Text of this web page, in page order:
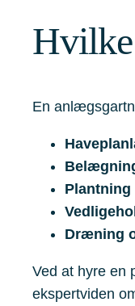
Hvilke
En
Dræning
Ved at hyre en
ekspertviden